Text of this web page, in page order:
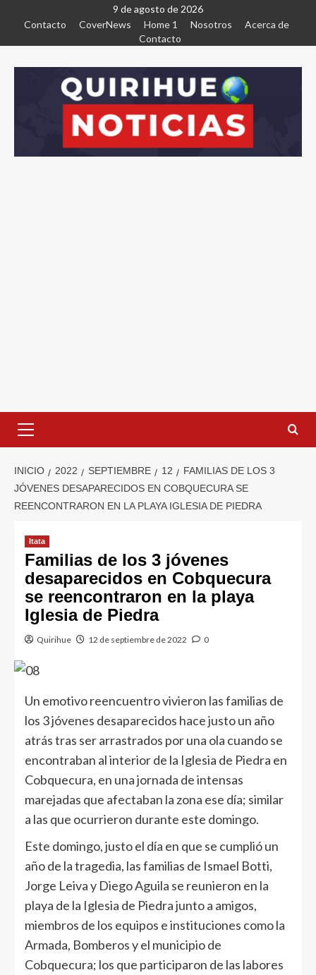
9 de agosto de 2026
Contacto
CoverNews Home 1 Nosotros
Acerca de
Contacto
INICIO 2022 SEPTIEMBRE 12
FAMILIAS DE LOS 3
JÓVENES DESAPARECIDOS EN COBQUECURA SE
REENCONTRARON EN LA PLAYA IGLESIA DE PIEDRA
Itata
Familias de los 3 jóvenes
desaparecidos en Cobquecura
se reencontraron en la playa
Iglesia de Piedra
Quirihue 12 de septiembre de 2022 0
Un emotivo reencuentro vivieron las familias de
los 3 jóvenes desaparecidos hace justo un año
atrás tras ser arrastrados por una ola cuando se
encontraban al interior de la Iglesia de Piedra en
Cobquecura, en una jornada de intensas
marejadas que afectaban la zona ese día; similar
a las que ocurrieron durante este domingo.
Este domingo, justo el día en que se cumplió un
año de la tragedia, las familias de Ismael Botti,
Jorge Leiva y Diego Aguila se reunieron en la
playa de la Iglesia de Piedra junto a amigos,
miembros de los equipos e instituciones como la
Armada, Bomberos y el municipio de
Cobquecura; los que participaron de las labores